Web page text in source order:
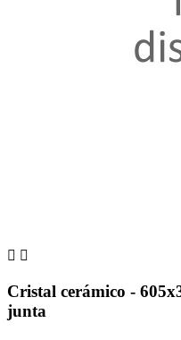
 
Cristal cerámico -
junta